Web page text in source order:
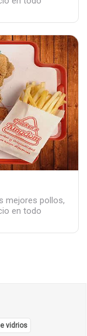
mejores pollos,
en todo
vidrios